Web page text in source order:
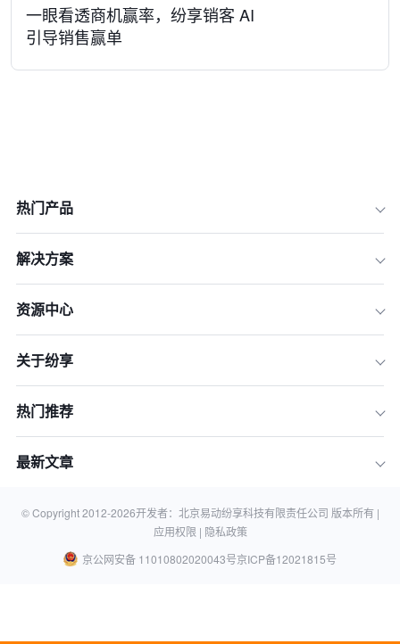
一眼看透商机赢率，纷享销客 AI
引导销售赢单
热门产品
解决方案
资源中心
关于纷享
热门推荐
最新文章
© Copyright 2012-2026开发者：北京易动纷享科技有限责任公司 版本所有 |
应用权限 | 隐私政策
京公网安备 11010802020043号京ICP备12021815号